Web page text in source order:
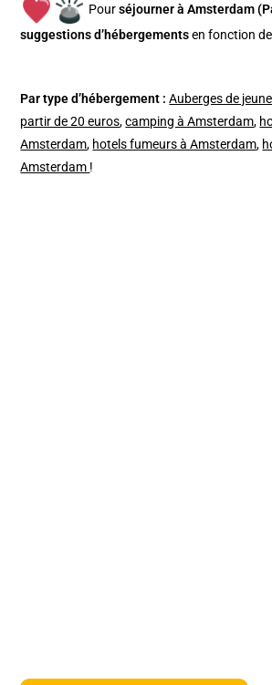
Pourséjourner à Amsterdam
suggestions d’hébergements en fonction
Par type d’hébergement : Auberges de
partir de 20 euros,camping à Amsterdam,
Amsterdam, hotels fumeurs à Amsterdam,
Amsterdam !